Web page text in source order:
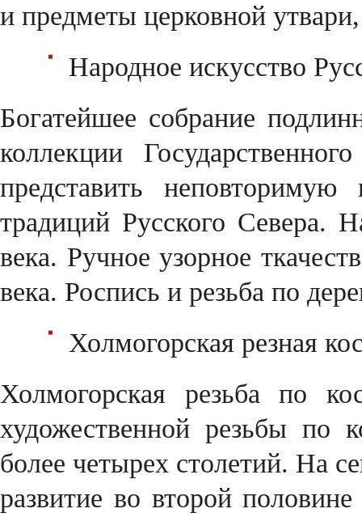
и предметы церковной
Народное искусство
Богатейшее собрание
коллекции
представить
традиций Русского
века. Ручное узорное
века. Роспись и резьба по
Холмогорская резная
Холмогорская резьба по
художественной резьбы по
более четырех столетий. На
развитие во второй